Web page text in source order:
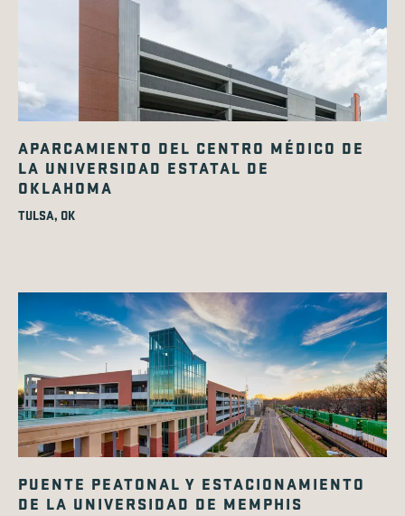
APARCAMIENTO DEL CENTRO MÉDICO DE
LA UNIVERSIDAD ESTATAL DE
OKLAHOMA
TULSA, OK
PUENTE PEATONAL Y ESTACIONAMIENTO
DE LA UNIVERSIDAD DE MEMPHIS